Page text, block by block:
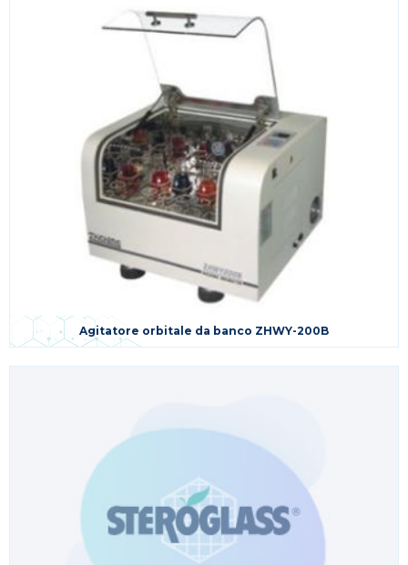
Agitatore orbitale da banco ZHWY-200B